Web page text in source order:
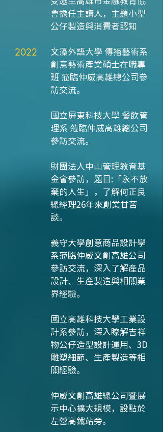
會擔任主講人，主題小型
公仔製造與消費者認知
2022
文藻外語大學 傳播藝術系
創意藝術產業碩士在職專
班 蒞臨仲威高雄總公司參
訪交流。
國立屏東科技大學 餐飲管
理系 蒞臨仲威高雄總公司
參訪交流。
財團法人中山管理教育基
金會參訪，題目:「永不放
棄的人生」，了解何正良
總經理26年來創業甘苦
談。
義守大學創意商品設計學
系蒞臨仲威文創高雄公司
參訪交流，深入了解產品
設計、生產製造與相關業
界經驗。
國立高雄科技大學工業設
計系參訪，深入瞭解吉祥
物公仔造型設計運用、3D
雕塑細節、生產製造等相
關經驗。
仲威文創高雄總公司暨展
示中心擴大規模，設點於
左營高鐵站旁。